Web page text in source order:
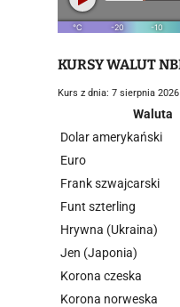
KURSY WALUT
Kurs z dnia: 7 sierpnia 2026
Waluta
Dolar amerykański
Euro
Frank szwajcarski
Funt szterling
Hrywna (Ukraina)
Jen (Japonia)
Korona czeska
Korona norweska